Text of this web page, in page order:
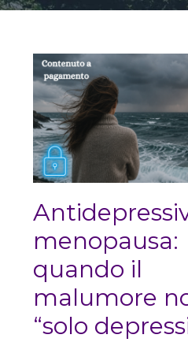
menopausa:
quando il
malumore
“solo